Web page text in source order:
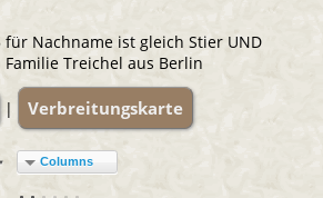
Nachname ist gleich Stier UND
Treichel aus Berlin
| Verbreitungskarte
Columns